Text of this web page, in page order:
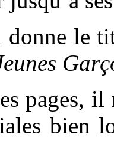
donne le
pages,
bien